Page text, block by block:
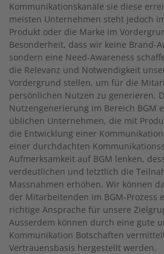
Kommunikationskanäle sie diese
meisten Unternehmen steht jedoch
Produkt oder die Marke im
Besonderheit, dass wir keine Brand-
sondern eine Need-Awareness
die Relevanz und Notwendigkeit
Vordergrund stellen, um für die
persönlichen Nutzen zu generieren.
Nutzengenerierung im Bereich BGM
üblichen Unternehmen, die mit
die Entwicklung einer
einer durchdachten
Aufmerksamkeit auf BGM lenken,
verdeutlichen und letztlich die
Massnahmen erhöhen. Wir können
der Mitarbeitenden im BGM-Prozess
richtige Ansprache für unsere
Ausserdem können durch eine gute
Kommunikation Botschaften
Vertrauensbasis hergestellt werden.